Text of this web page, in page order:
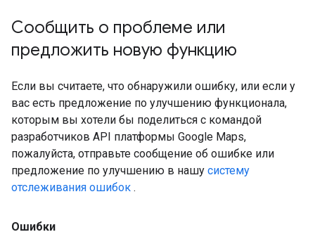
Сообщить о проблеме или
предложить новую функцию
Если вы считаете, что обнаружили ошибку, или если у
вас есть предложение по улучшению функционала,
которым вы хотели бы поделиться с командой
разработчиков API платформы Google Maps,
пожалуйста, отправьте сообщение об ошибке или
предложение по улучшению в нашу систему
отслеживания ошибок .
Ошибки